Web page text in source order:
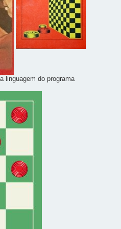
linguagem do programa